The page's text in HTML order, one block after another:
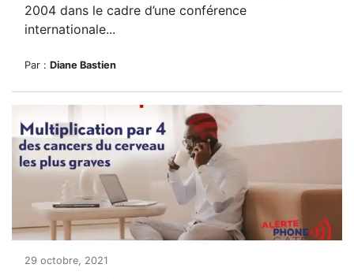
2004 dans le cadre d’une conférence
internationale...
Par : Diane Bastien
29 octobre, 2021